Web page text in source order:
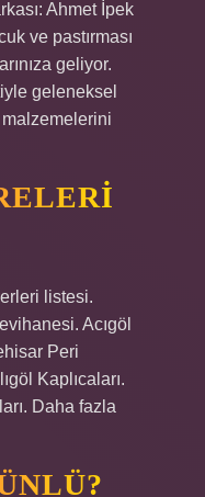
Ahmet İpek
ve pastırması
geliyor.
geleneksel
malzemelerini
listesi.
Acıgöl
Peri
Kaplıcaları.
Daha fazla